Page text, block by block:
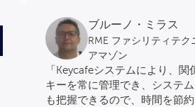
ブルーノ・ミラス
RME ファシリティテク
アマゾン
「Keycafeシステムにより、
キーを常に管理でき、システ
も把握できるので、時間を節約